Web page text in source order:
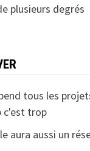
plusieurs degrés
tous les
c'est trop
aura aussi un